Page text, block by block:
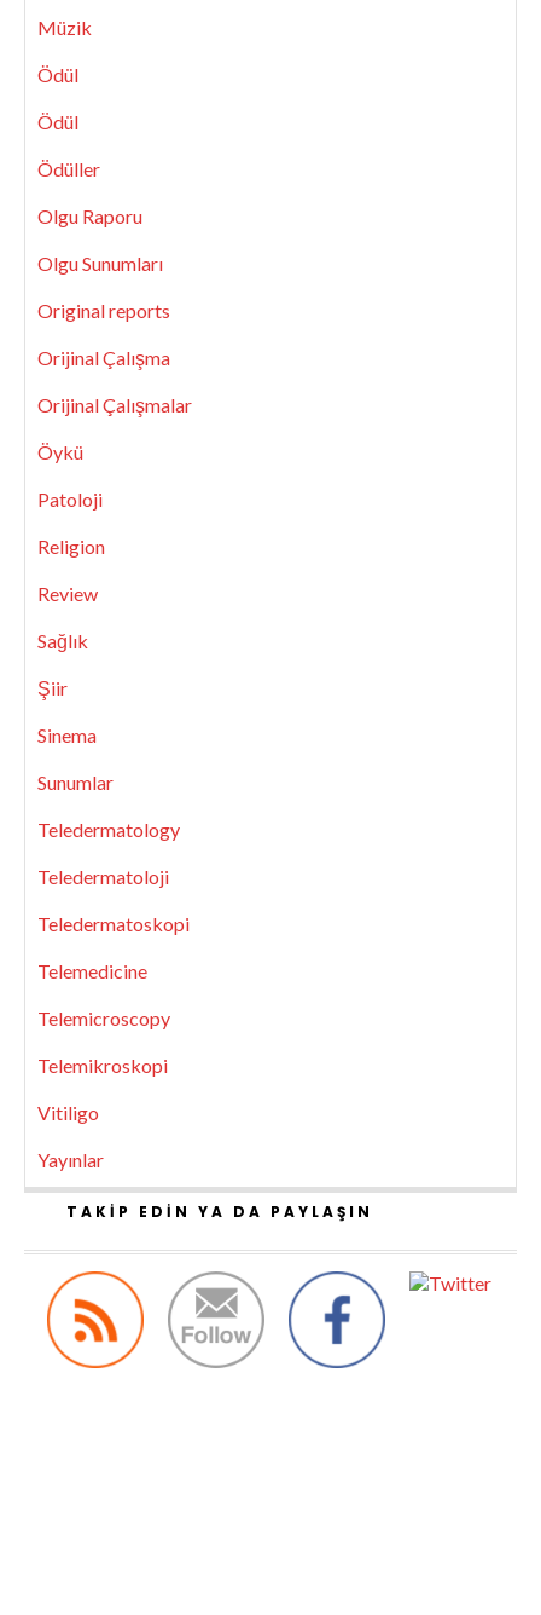
Müzik
Ödül
Ödül
Ödüller
Olgu Raporu
Olgu Sunumları
Original reports
Orijinal Çalışma
Orijinal Çalışmalar
Öykü
Patoloji
Religion
Review
Sağlık
Şiir
Sinema
Sunumlar
Teledermatology
Teledermatoloji
Teledermatoskopi
Telemedicine
Telemicroscopy
Telemikroskopi
Vitiligo
Yayınlar
TAKIP EDIN YA DA PAYLAŞIN